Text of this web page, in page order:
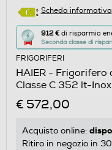
Scheda informativa
912 € di risparmio
Seconda classe di
Questa
azione
aprirà
il
Calcolatore
di
energetico
FRIGORIFERI
HAIER - Frigorifero
Classe C 352 lt-Inox
€ 572,00
Acquisto online:
Ritiro in negozio in